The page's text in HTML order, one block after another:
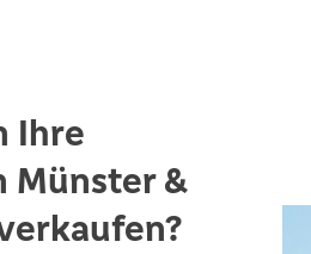
Ihre
Münster &